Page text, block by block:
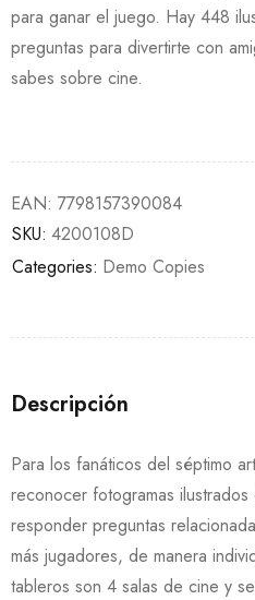
para ganar el juego. Hay 448
preguntas para divertirte con
sabes sobre cine.
EAN: 7798157390084
SKU: 4200108D
Categories: Demo Copies
Descripción
Para los fanáticos del séptimo
reconocer fotogramas
responder preguntas
más jugadores, de manera
tableros son 4 salas de cine y